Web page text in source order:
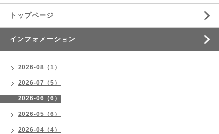
トップページ
インフォメーション
2026-08（1）
2026-07（5）
2026-06（6）
2026-05（6）
2026-04（4）